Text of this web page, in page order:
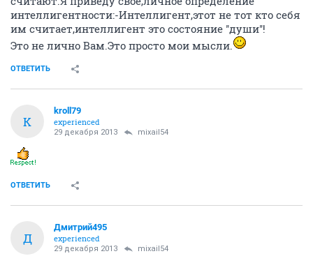
интеллигентности:-Интеллигент,этот не тот кто себя
им считает,интеллигент это состояние ''души''!
Это не лично Вам.Это просто мои мысли.
ОТВЕТИТЬ
K
kroll79
experienced
29 декабря 2013 mixail54
ОТВЕТИТЬ
Д
Дмитрий495
experienced
29 декабря 2013 mixail54